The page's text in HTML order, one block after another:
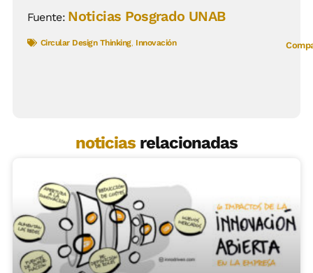
Fuente: Noticias Posgrado UNAB
Circular Design Thinking, Innovación
noticias relacionadas